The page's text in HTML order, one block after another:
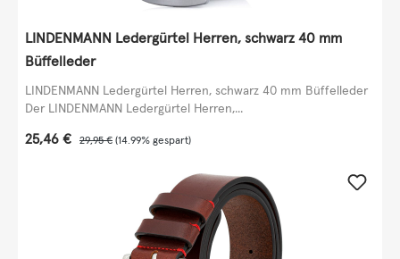
LINDENMANN Ledergürtel Herren, schwarz 40 mm
Büffelleder
LINDENMANN Ledergürtel Herren, schwarz 40 mm Büffelleder
Der LINDENMANN Ledergürtel Herren,...
Verkaufspreis:
25,46 € Regulärer Preis:
29,95 € (14.99% gespart)